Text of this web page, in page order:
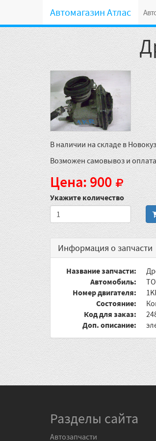
Автомагазин Атлас
В наличии на складе в
Возможен самовывоз и
Цена: 900
Укажите количество
Информация о запчасти
Название запчасти:
Автомобиль:
Номер двигателя:
Состояние:
Код для заказ:
Доп. описание:
Разделы сайта
Автозапчасти